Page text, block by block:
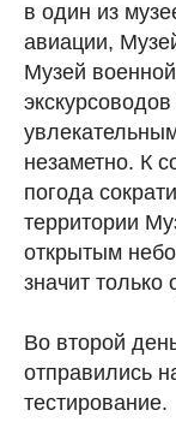
в один из
авиации,
Музей
незаметно. К
погода
территории
открытым
значит только
Во второй
отправились
тестирование.